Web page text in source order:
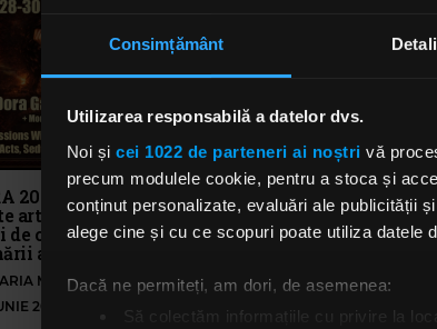
Consimțământ
Utilizarea responsabilă a datelor dvs.
Noi și cei 1022 de parteneri ai noștri vă
precum modulele cookie, pentru a stoca și
conținut personalizate, evaluări ale publicității
alege cine și cu ce scopuri poate utiliza datele
Dacă ne permiteți, am dori, de asemenea:
Să colectăm informațiile cu privire la
2026 - trei zile
artei tatuajului,
de calitate și
artistice libere
MARINESCU
2026